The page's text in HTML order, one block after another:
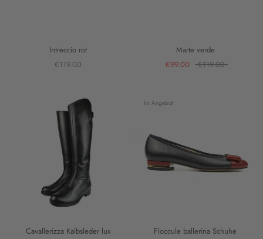
Intreccio rot
€119.00
Marte verde
€99.00
€119.00
Cavallerizza Kalbsleder lux
Im Angebot
Floccule ballerina Schuhe